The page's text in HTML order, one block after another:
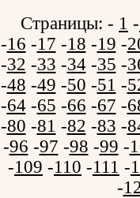
Страницы: - 1 -
-16 -17 -18 -19 -
-32 -33 -34-35 -
-48 -49 -50 -51 -
-64-65 -66 -67 -
-80 -81 -82 -83 -
-96 -97 -98 -99 -
-109 -110 -111 -
-